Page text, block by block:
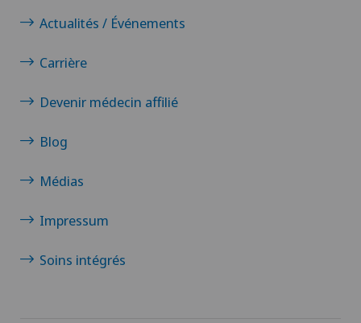
Dysfonctionnement érectile
Echographie
Endocrinologie
Endométriose
Entraînement thérapeutique médical (MTT)
Épaule gelée
Ergothérapie
Actualités / Événements
Carrière
Devenir médecin affilié
Blog
Médias
Impressum
Soins intégrés